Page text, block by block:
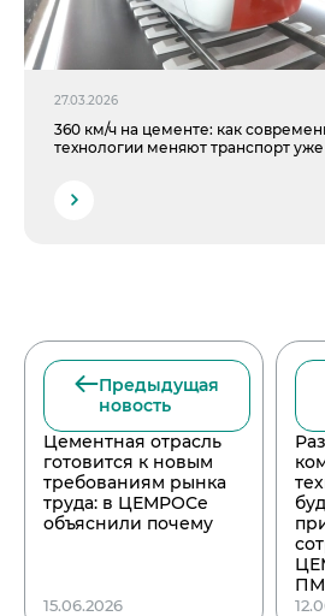
27.03.2026
360 км/ч на цементе: как
технологии меняют транспорт
Предыдущая
новость
Цементная отрасль
готовится к новым
требованиям рынка
труда: в ЦЕМРОСе
объяснили почему
15.06.2026